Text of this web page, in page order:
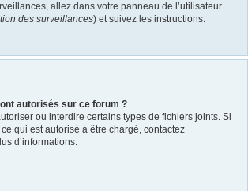
allez dans votre panneau de l’utilisateur
des surveillances) et suivez les instructions.
autorisés sur ce forum ?
ou interdire certains types de fichiers joints. Si
qui est autorisé à être chargé, contactez
d’informations.